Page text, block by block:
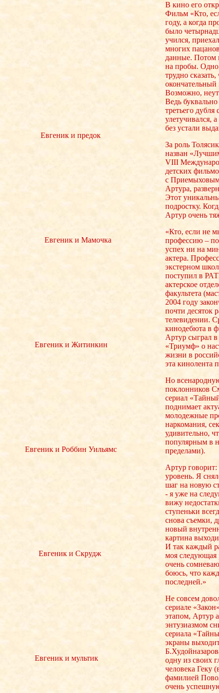
Евгеник и предок
Евгеник и Мамочка
Евгеник и Житинкин
Евгеник и Роббин Уильямс
Евгеник и Скрудж
Евгеник и мультик
В кино его
Фильм «Кто,
году, а когда
было
учился,
многих
данные. Потом
на пробы.
трудно
Возможно,
Ведь
третьего дубля
улетучивался,
без устали
За роль
назван
VIII
детских
с
Артура,
Этот
подростку.
Артур очень
«Кто, если не
профессию –
успех ни на
актера.
экстерном
поступил в
актерское
факультета
2004 году
почти десяток
телевидении.
кинодебюта в
Артур сыграл
«Триумф» о
жизни в
эта кинолента
Но
поклонников
сериал
поднимает
молодежные
наркомания,
удивительно,
популярным в
пределами).
Артур
уровень. Я
шаг на новую
- я уже на
вижу
ступеньки
снова съемки,
новый
картина
И так каждый
моя следующая
очень
боюсь, что
последней.»
Не совсем
сериале
этапом, Артур
энтузиазмом
сериала
экраны
одну из своих
человека Геку
фамилией
очень